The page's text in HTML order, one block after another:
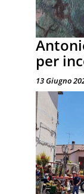
per
13 Giugno